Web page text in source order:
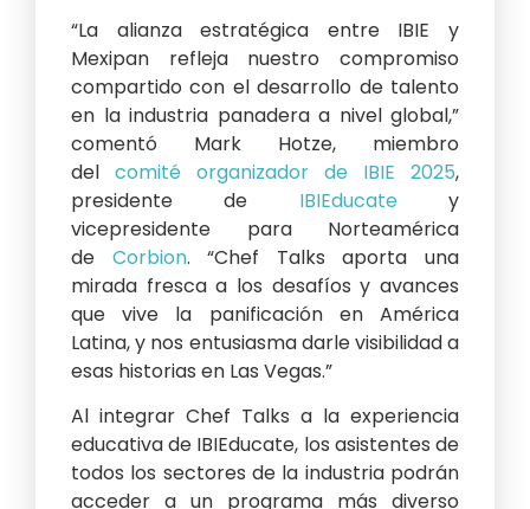
“La alianza estratégica entre IBIE y
Mexipan refleja nuestro compromiso
compartido con el desarrollo de talento
en la industria panadera a nivel global,”
comentó Mark Hotze, miembro
del comité organizador de IBIE 2025,
presidente de IBIEducate y
vicepresidente para Norteamérica
de Corbion. “Chef Talks aporta una
mirada fresca a los desafíos y avances
que vive la panificación en América
Latina, y nos entusiasma darle visibilidad a
esas historias en Las Vegas.”
Al integrar Chef Talks a la experiencia
educativa de IBIEducate, los asistentes de
todos los sectores de la industria podrán
acceder a un programa más diverso